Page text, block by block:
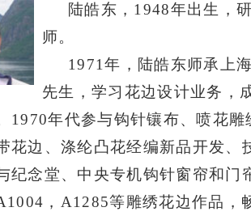
陆皓东，1948年出生，
师。
1971年，陆皓东师承上
先生，学习花边设计业务，
1970年代参与钩针镶布、喷花
花边、涤纶凸花经编新品开发、
纪念堂、中央专机钩针窗帘和门
，A1285等雕绣花边作品，